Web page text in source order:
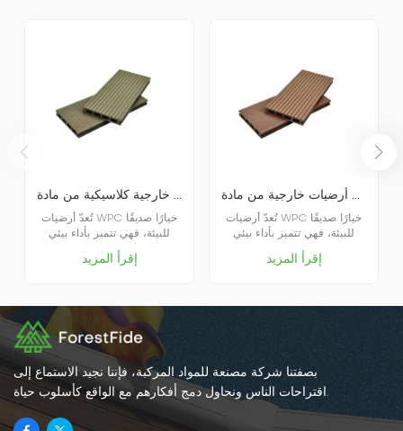
أرضيات خشبية مجوفة خارجية كلاسيكية من مادة WPC K25-150
تُعدّ أرضيات WPC خيارًا صديقًا
للبيئة، فهي تتميز بأداء بيئي
ممتاز، وثبات عالٍ، ومقاومة
للتآكل، وتوفير للوقت والجهد،
لمختلف البيئات الداخلية
والخارجية. وبشكل عام، تُعتبر
أرضيات الخشب والبلاستيك
إقرأ المزيد
أرضيات خارجية من مادة WPC ذات مسام مربعة K25-150
تُعدّ أرضيات WPC خيارًا صديقًا
للبيئة، فهي تتميز بأداء بيئي
ممتاز، وثبات عالٍ، ومقاومة
للتآكل، وتوفير الوقت والجهد،
إقرأ المزيد
بصفتنا شركة مصنعة للمواد المركبة، فإننا نجيد الاستماع إلى
اقتراحات الناس ونحاول دمج أفكارهم مع الواقع كأسلوب حياة.